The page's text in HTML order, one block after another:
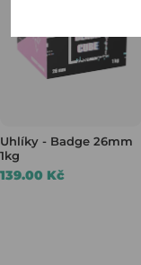
Uhlíky - Badge 26mm
1kg
139.00 Kč